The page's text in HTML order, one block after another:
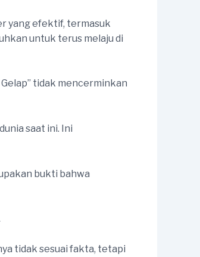
yang efektif, termasuk
untuk terus melaju di
tidak mencerminkan
saat ini. Ini
bukti bahwa
tidak sesuai fakta, tetapi